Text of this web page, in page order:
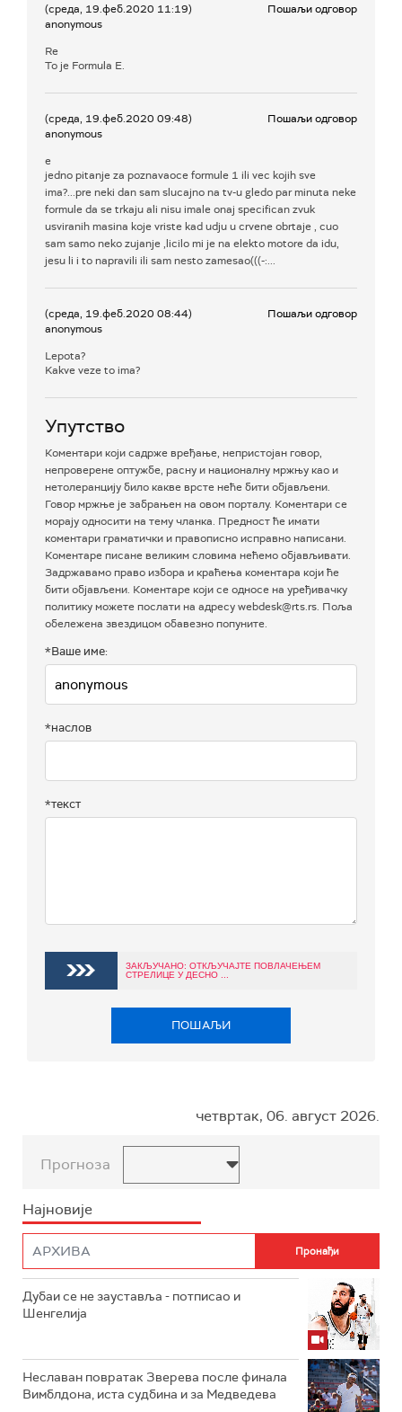
(среда, 19.феб.2020 11:19)
anonymous
Пошаљи одговор
Re
To je Formula E.
(среда, 19.феб.2020 09:48)
anonymous
Пошаљи одговор
e
jedno pitanje za poznavaoce formule 1 ili vec kojih sve
ima?...pre neki dan sam slucajno na tv-u gledo par minuta neke
formule da se trkaju ali nisu imale onaj specifican zvuk
usviranih masina koje vriste kad udju u crvene obrtaje , cuo
sam samo neko zujanje ,licilo mi je na elekto motore da idu,
jesu li i to napravili ili sam nesto zamesao(((-:...
(среда, 19.феб.2020 08:44)
anonymous
Пошаљи одговор
Lepota?
Kakve veze to ima?
Упутство
Коментари који садрже вређање, непристојан говор,
непроверене оптужбе, расну и националну мржњу као и
нетолеранцију било какве врсте неће бити објављени.
Говор мржње је забрањен на овом порталу. Коментари се
морају односити на тему чланка. Предност ће имати
коментари граматички и правописно исправно написани.
Коментаре писане великим словима нећемо објављивати.
Задржавамо право избора и краћења коментара који ће
бити објављени. Коментаре који се односе на уређивачку
политику можете послати на адресу webdesk@rts.rs. Поља
обележена звездицом обавезно попуните.
*Ваше име:
*наслов
*текст
ЗАКЉУЧАНО: ОТКЉУЧАЈТЕ ПОВЛАЧЕЊЕМ
СТРЕЛИЦЕ У ДЕСНО ...
ПОШАЉИ
четвртак, 06. август 2026.
Прогноза
Најновије
Дубаи се не зауставља - потписао и
Шенгелија
Неславан повратак Зверева после финала
Вимблдона, иста судбина и за Медведева